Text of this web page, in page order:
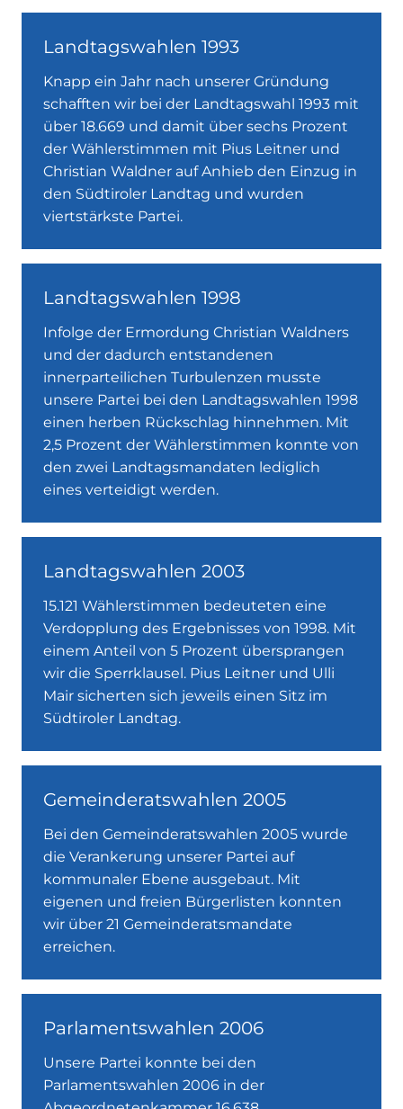
Landtagswahlen 1993
Knapp ein Jahr nach unserer Gründung
schafften wir bei der Landtagswahl 1993 mit
über 18.669 und damit über sechs Prozent
der Wählerstimmen mit Pius Leitner und
Christian Waldner auf Anhieb den Einzug in
den Südtiroler Landtag und wurden
viertstärkste Partei.
Landtagswahlen 1998
Infolge der Ermordung Christian Waldners
und der dadurch entstandenen
innerparteilichen Turbulenzen musste
unsere Partei bei den Landtagswahlen 1998
einen herben Rückschlag hinnehmen. Mit
2,5 Prozent der Wählerstimmen konnte von
den zwei Landtagsmandaten lediglich
eines verteidigt werden.
Landtagswahlen 2003
15.121 Wählerstimmen bedeuteten eine
Verdopplung des Ergebnisses von 1998. Mit
einem Anteil von 5 Prozent übersprangen
wir die Sperrklausel. Pius Leitner und Ulli
Mair sicherten sich jeweils einen Sitz im
Südtiroler Landtag.
Gemeinderatswahlen 2005
Bei den Gemeinderatswahlen 2005 wurde
die Verankerung unserer Partei auf
kommunaler Ebene ausgebaut. Mit
eigenen und freien Bürgerlisten konnten
wir über 21 Gemeinderatsmandate
erreichen.
Parlamentswahlen 2006
Unsere Partei konnte bei den
Parlamentswahlen 2006 in der